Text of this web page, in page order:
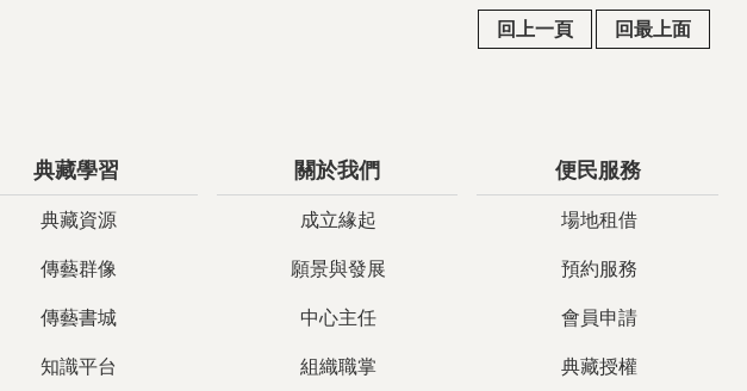
回上一頁 回最上面
典藏學習
典藏資源
傳藝群像
傳藝書城
知識平台
關於我們
成立緣起
願景與發展
中心主任
組織職掌
便民服務
場地租借
預約服務
會員申請
典藏授權